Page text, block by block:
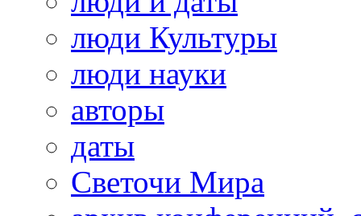
люди Культуры
люди науки
авторы
даты
Светочи Мира